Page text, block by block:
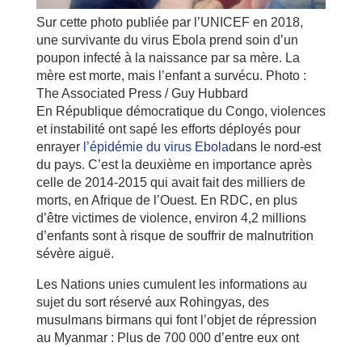
Sur cette photo publiée par l’UNICEF en 2018,
une survivante du virus Ebola prend soin d’un
poupon infecté à la naissance par sa mère. La
mère est morte, mais l’enfant a survécu. Photo :
The Associated Press / Guy Hubbard
En République démocratique du Congo, violences
et instabilité ont sapé les efforts déployés pour
enrayer l’épidémie du virus Eboladans le nord-est
du pays. C’est la deuxième en importance après
celle de 2014-2015 qui avait fait des milliers de
morts, en Afrique de l’Ouest. En RDC, en plus
d’être victimes de violence, environ 4,2 millions
d’enfants sont à risque de souffrir de malnutrition
sévère aiguë.
Les Nations unies cumulent les informations au
sujet du sort réservé aux Rohingyas, des
musulmans birmans qui font l’objet de répression
au Myanmar : Plus de 700 000 d’entre eux ont